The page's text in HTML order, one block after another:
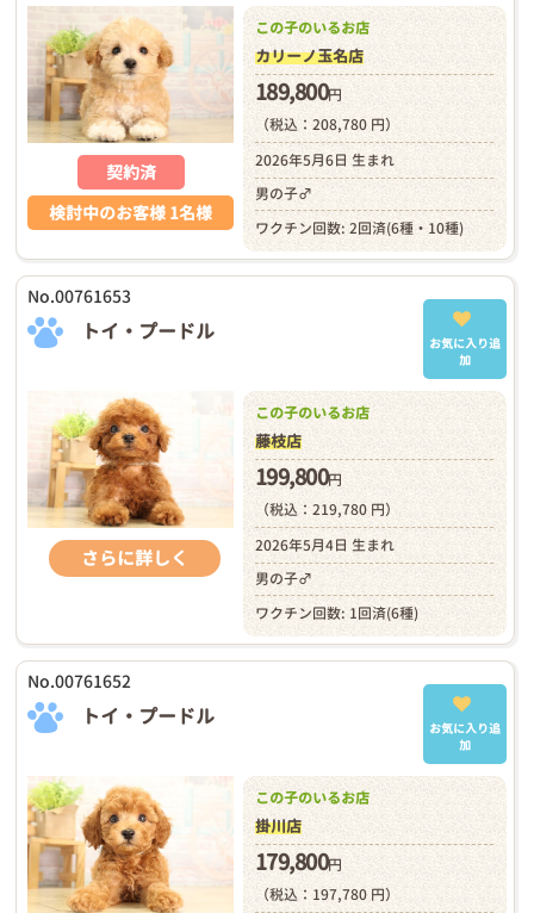
契約済
検討中のお客様 1名様
この子のいるお店
カリーノ玉名店
189,800円
（税込：208,780 円）
2026年5月6日 生まれ
男の子♂
ワクチン回数: 2回済(6種・10種)
No.00761653
トイ・プードル
お気に入り追
加
さらに詳しく
この子のいるお店
藤枝店
199,800円
（税込：219,780 円）
2026年5月4日 生まれ
男の子♂
ワクチン回数: 1回済(6種)
No.00761652
トイ・プードル
お気に入り追
加
この子のいるお店
掛川店
179,800円
（税込：197,780 円）